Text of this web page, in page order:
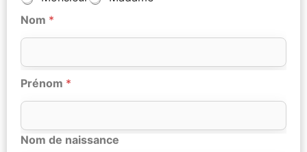
Nom *
Prénom *
Nom de naissance